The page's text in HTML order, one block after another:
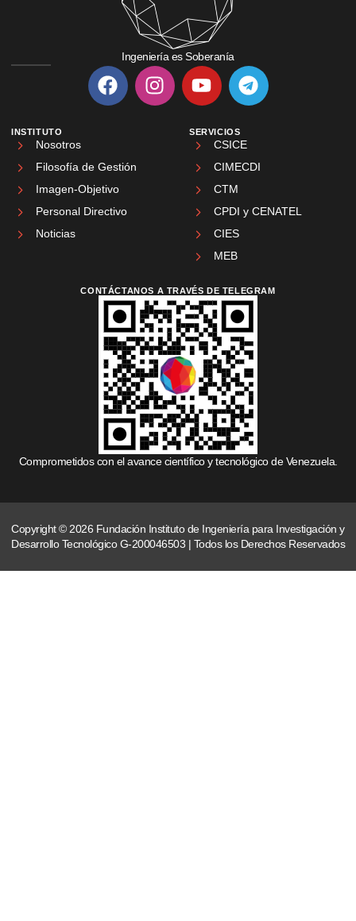
Ingeniería es Soberanía
INSTITUTO
Nosotros
Filosofía de Gestión
Imagen-Objetivo
Personal Directivo
Noticias
SERVICIOS
CSICE
CIMECDI
CTM
CPDI y CENATEL
CIES
MEB
CONTÁCTANOS A TRAVÉS DE TELEGRAM
Comprometidos con el avance científico y tecnológico de Venezuela.
Copyright © 2026 Fundación Instituto de Ingeniería para Investigación y
Desarrollo Tecnológico G-200046503 | Todos los Derechos Reservados